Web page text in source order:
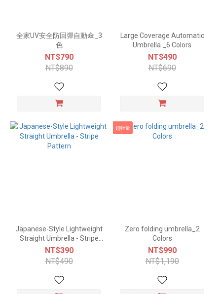
全家UV安全防回彈自動傘_3
色
NT$790
NT$890
Large Coverage Automatic
Umbrella _6 Colors
NT$490
NT$690
Japanese-Style Lightweight
Straight Umbrella - Stripe
Pattern
NT$390
NT$490
超輕量
Zero folding umbrella_2
Colors
NT$990
NT$1,190